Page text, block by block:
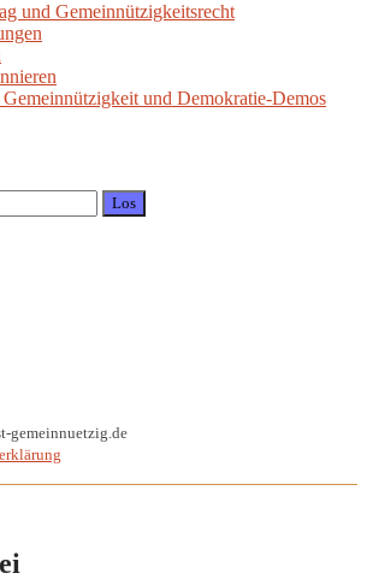
und Gemeinnützigkeitsrecht
und Demokratie-Demos
gemeinnuetzig.de